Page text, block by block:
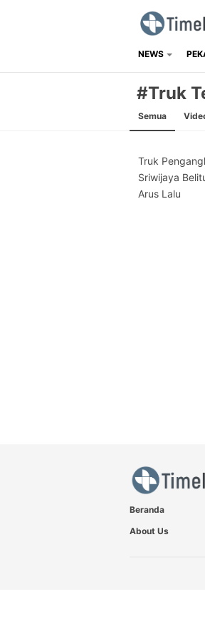
Timelines.id
Media
NEWS
#Truk
Semua
Truk
Sriwijaya
Arus Lalu
Beranda
About Us